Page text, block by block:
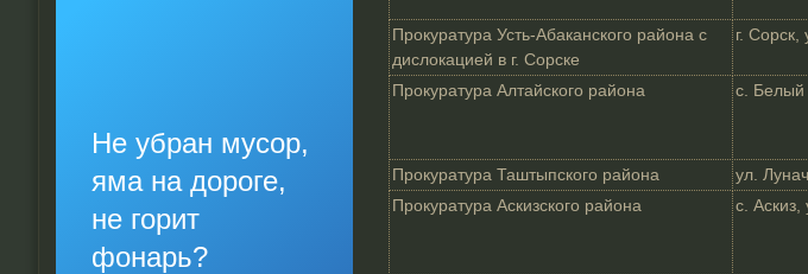
Не убран мусор,
яма на дороге,
не горит
фонарь?
Прокуратура Усть-Абаканского района с
дислокацией в г. Сорске
г.
Прокуратура Алтайского района с. Белый
Прокуратура Таштыпского района
ул.
Прокуратура Аскизского района
с.